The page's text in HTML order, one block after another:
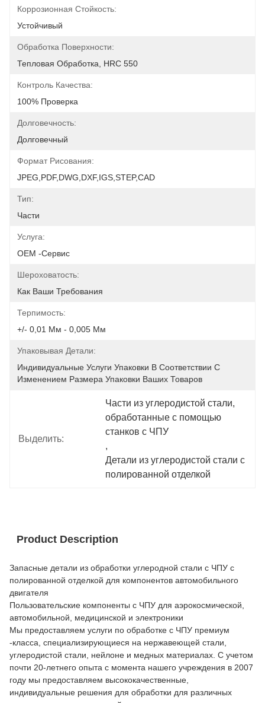
Коррозионная Стойкость:
Устойчивый
Обработка Поверхности:
Тепловая Обработка, HRC 550
Контроль Качества:
100% Проверка
Долговечность:
Долговечный
Формат Рисования:
JPEG,PDF,DWG,DXF,IGS,STEP,CAD
Тип:
Части
Услуга:
OEM -сервис
Шероховатость:
Как Ваши Требования
Терпимость:
+/- 0,01 Мм - 0,005 Мм
Упаковывая Детали:
Индивидуальные Услуги Упаковки В Соответствии С
Изменением Размера Упаковки Ваших Товаров
Выделить:
Части из углеродистой стали,
обработанные с помощью
станков с ЧПУ
,
Детали из углеродистой стали с
полированной отделкой
Product Description
Запасные детали из обработки углеродной стали с ЧПУ с
полированной отделкой для компонентов автомобильного
двигателя
Пользовательские компоненты с ЧПУ для аэрокосмической,
автомобильной, медицинской и электроники
Мы предоставляем услуги по обработке с ЧПУ премиум
-класса, специализирующиеся на нержавеющей стали,
углеродистой стали, нейлоне и медных материалах. С учетом
почти 20-летнего опыта с момента нашего учреждения в 2007
году мы предоставляем высококачественные,
индивидуальные решения для обработки для различных